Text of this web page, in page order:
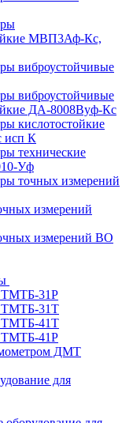
МВП3Аф-Кс,
виброустойчивые
виброустойчивые
ДА-8008Вуф-Кс
кислотостойкие
исп К
технические
Уф
точных измерений
измерений
измерений ВО
ТМТБ-31Р
ТМТБ-31Т
ТМТБ-41Т
ТМТБ-41Р
ДМТ
для